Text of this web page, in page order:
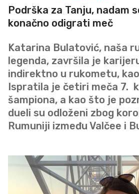
Podrška za Tanju, nadam
konačno odigrati meč
Katarina Bulatović, naša
legenda, završila je
indirektno u rukometu,
Ispratila je četiri meča 7.
šampiona, a kao što je
dueli su odloženi zbog
Rumuniji između Valčee i